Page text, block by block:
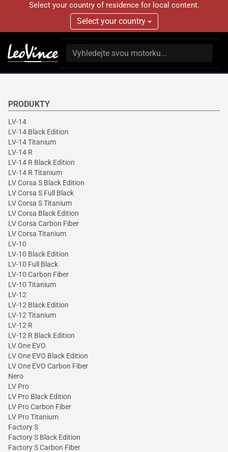
Select your country of residence for local content.
Select your country
PRODUKTY
LV-14
LV-14 Black Edition
LV-14 Titanium
LV-14 R
LV-14 R Black Edition
LV-14 R Titanium
LV Corsa S Black Edition
LV Corsa S Full Black
LV Corsa S Titanium
LV Corsa Black Edition
LV Corsa Carbon Fiber
LV Corsa Titanium
LV-10
LV-10 Black Edition
LV-10 Full Black
LV-10 Carbon Fiber
LV-10 Titanium
LV-12
LV-12 Black Edition
LV-12 Titanium
LV-12 R
LV-12 R Black Edition
LV One EVO
LV One EVO Black Edition
LV One EVO Carbon Fiber
Nero
LV Pro
LV Pro Black Edition
LV Pro Carbon Fiber
LV Pro Titanium
Factory S
Factory S Black Edition
Factory S Carbon Fiber